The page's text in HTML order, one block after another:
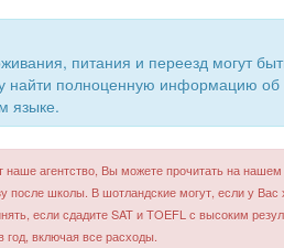
питания и переезд могут
найти полноценную информацию об
языке.
наше агентство, Вы можете прочитать на нашем
после школы. В шотландские могут, если у
если сдадите SAT и TOEFL с высоким
год, включая все расходы.